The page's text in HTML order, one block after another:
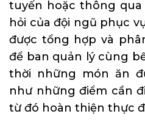
tuyến hoặc thông
hỏi của đội ngũ phục
được tổng hợp và
để ban quản lý cùng
thời những món ăn
như những điểm cần
từ đó hoàn thiện thực